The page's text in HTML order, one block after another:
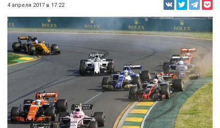
4 апреля 2017 в 17:22